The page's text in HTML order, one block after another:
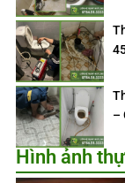
–
Hình ảnh